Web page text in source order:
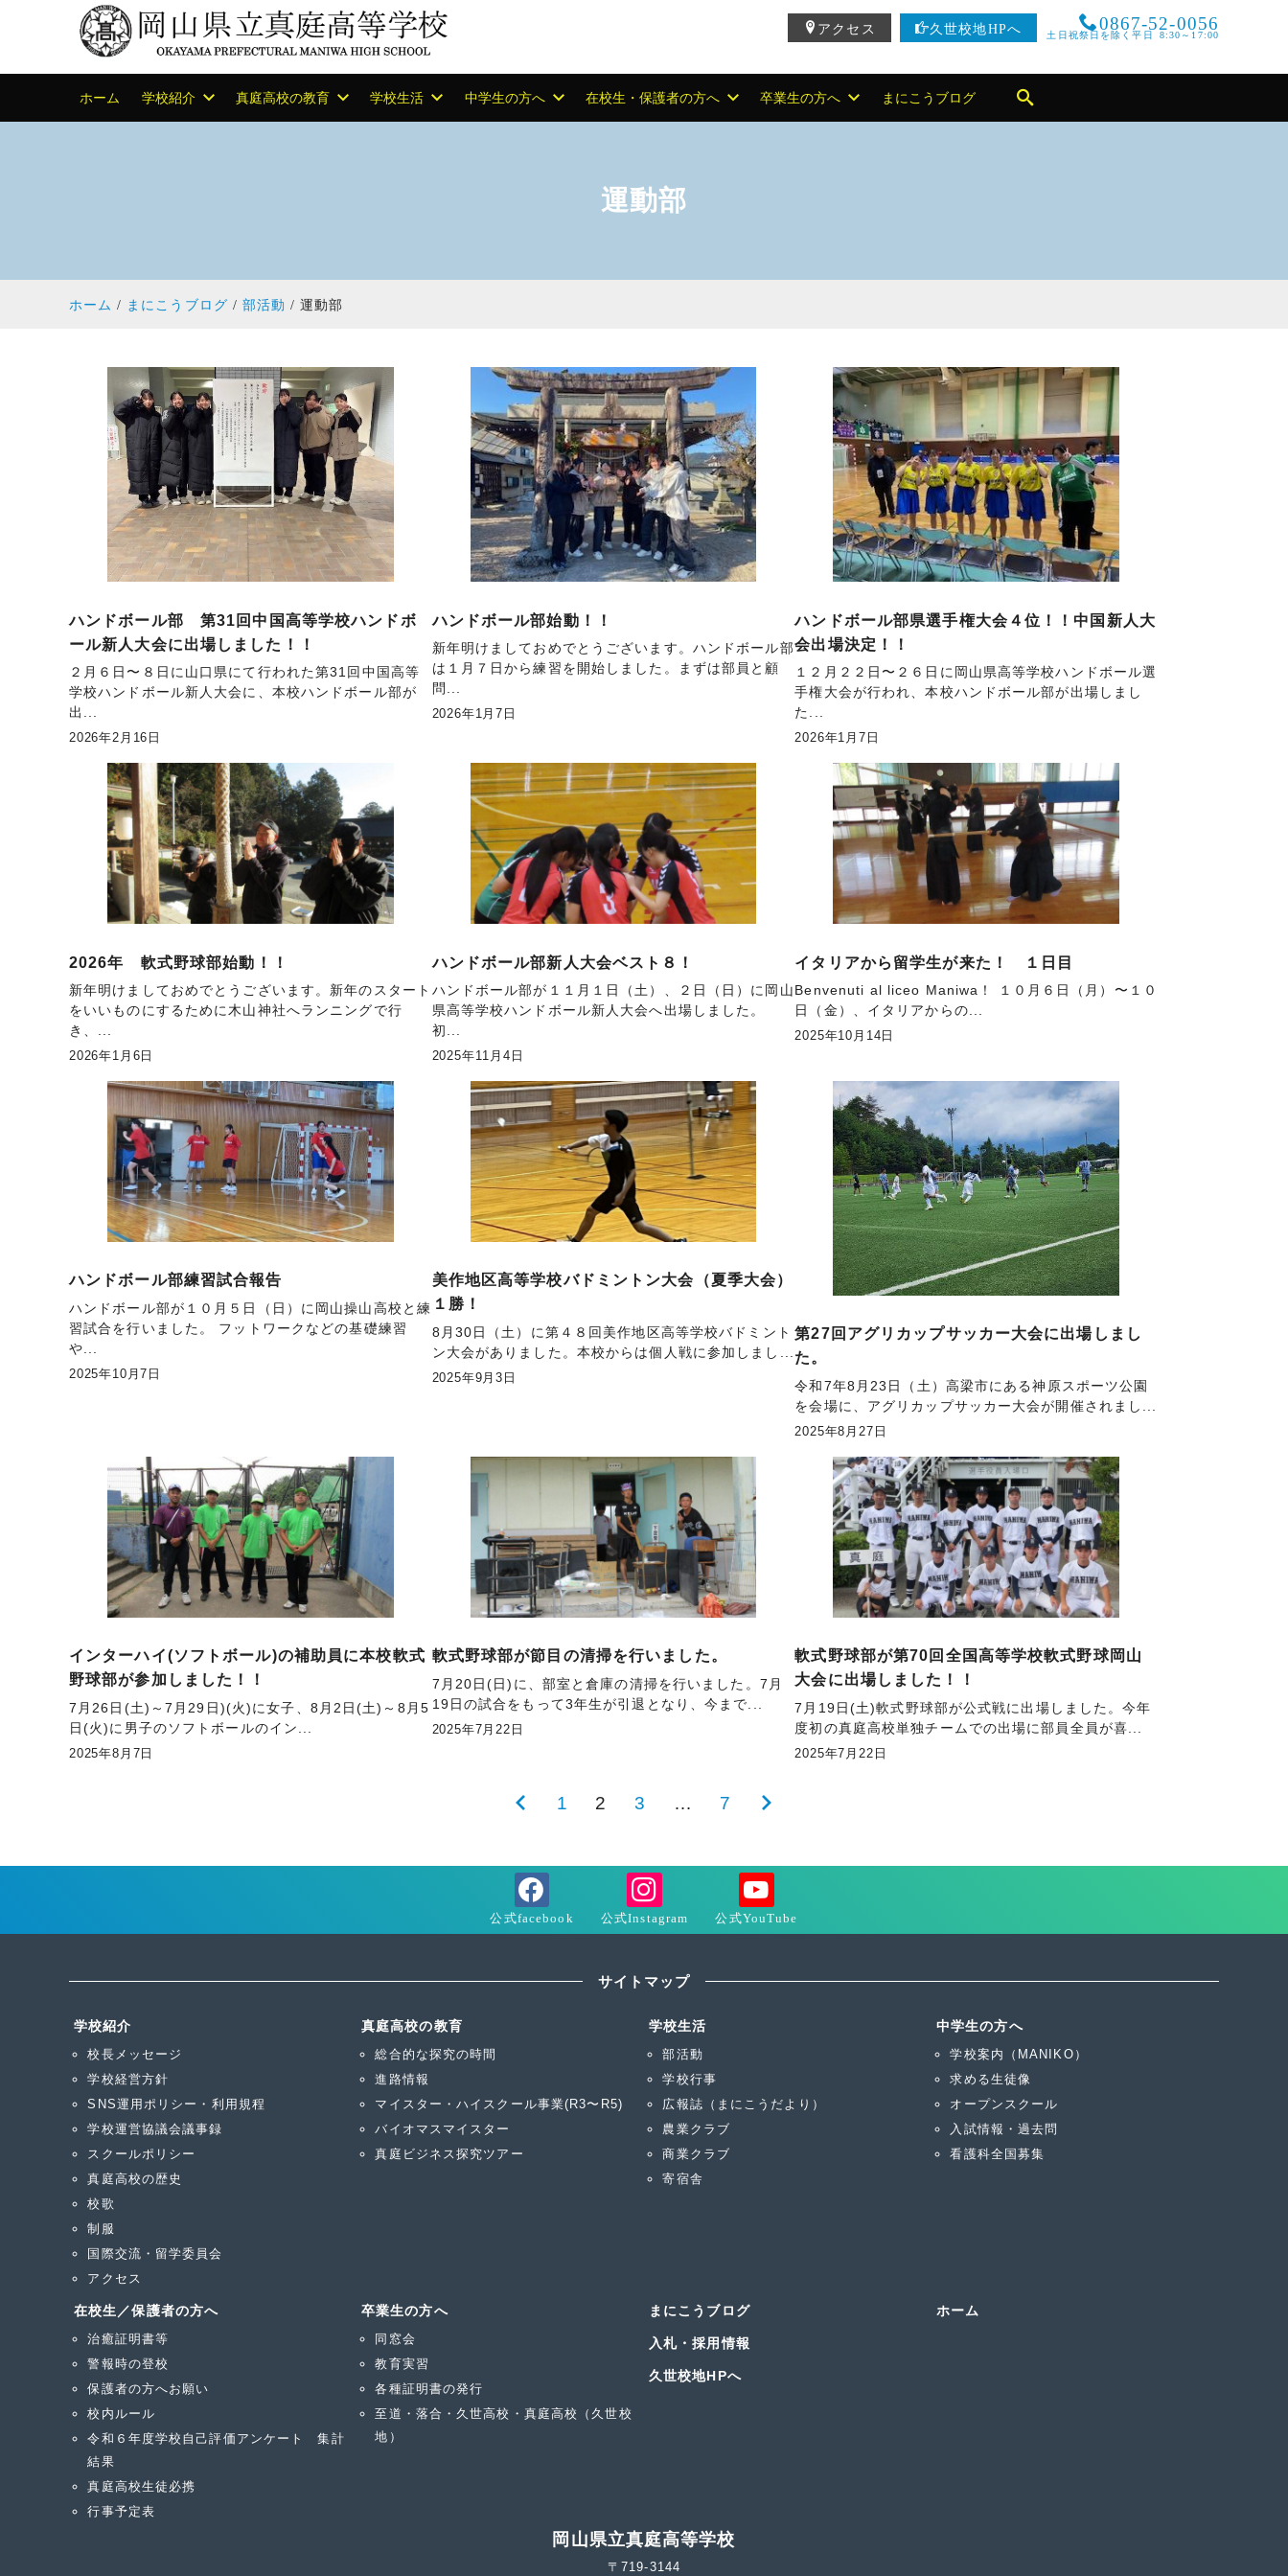
アクセス 久世校地HPへ 0867-52-0056
土日祝祭日を除く平日 8:30～17:00
ホーム 学校紹介 真庭高校の教育 学校生活 中学生の方へ 在校生・保護者の方へ 卒業生の方へ まにこうブログ
運動部
ホーム まにこうブログ 部活動 運動部
ハンドボール部 第31回中国高等学校ハンドボ
ール新人大会に出場しました！！
２月６日〜８日に山口県にて行われた第31回中国高等
学校ハンドボール新人大会に、本校ハンドボール部が
出...
2026年2月16日
ハンドボール部始動！！
新年明けましておめでとうございます。ハンドボール部
は１月７日から練習を開始しました。まずは部員と顧
問...
2026年1月7日
ハンドボール部県選手権大会４位！！中国新人大
会出場決定！！
１２月２２日〜２６日に岡山県高等学校ハンドボール選
手権大会が行われ、本校ハンドボール部が出場しまし
た...
2026年1月7日
2026年 軟式野球部始動！！
新年明けましておめでとうございます。新年のスタート
をいいものにするために木山神社へランニングで行
き、...
2026年1月6日
ハンドボール部新人大会ベスト８！
ハンドボール部が１１月１日（土）、２日（日）に岡山
県高等学校ハンドボール新人大会へ出場しました。
初...
2025年11月4日
イタリアから留学生が来た！ １日目
Benvenuti al liceo Maniwa！ １０月６日（月）〜１０
日（金）、イタリアからの...
2025年10月14日
ハンドボール部練習試合報告
ハンドボール部が１０月５日（日）に岡山操山高校と練
習試合を行いました。 フットワークなどの基礎練習
や...
2025年10月7日
美作地区高等学校バドミントン大会（夏季大会）
１勝！
8月30日（土）に第４８回美作地区高等学校バドミント
ン大会がありました。本校からは個人戦に参加しまし...
2025年9月3日
第27回アグリカップサッカー大会に出場しまし
た。
令和7年8月23日（土）高梁市にある神原スポーツ公園
を会場に、アグリカップサッカー大会が開催されまし...
2025年8月27日
インターハイ(ソフトボール)の補助員に本校軟式
野球部が参加しました！！
7月26日(土)～7月29日)(火)に女子、8月2日(土)～8月5
日(火)に男子のソフトボールのイン...
2025年8月7日
軟式野球部が節目の清掃を行いました。
7月20日(日)に、部室と倉庫の清掃を行いました。7月
19日の試合をもって3年生が引退となり、今まで...
2025年7月22日
軟式野球部が第70回全国高等学校軟式野球岡山
大会に出場しました！！
7月19日(土)軟式野球部が公式戦に出場しました。今年
度初の真庭高校単独チームでの出場に部員全員が喜...
2025年7月22日
送
り
前
ペ
ー
ジ
1 2 3 … 7
次
ペ
ー
ジ
サイトマップ
学校紹介
校長メッセージ
学校経営方針
SNS運用ポリシー・利用規程
学校運営協議会議事録
スクールポリシー
真庭高校の歴史
校歌
制服
国際交流・留学委員会
アクセス
真庭高校の教育
総合的な探究の時間
進路情報
マイスター・ハイスクール事業(R3〜R5)
バイオマスマイスター
真庭ビジネス探究ツアー
学校生活
部活動
学校行事
広報誌（まにこうだより）
農業クラブ
商業クラブ
寄宿舎
中学生の方へ
学校案内（MANIKO）
求める生徒像
オープンスクール
入試情報・過去問
看護科全国募集
在校生／保護者の方へ
治癒証明書等
警報時の登校
保護者の方へお願い
校内ルール
令和６年度学校自己評価アンケート 集計
結果
真庭高校生徒必携
行事予定表
卒業生の方へ
同窓会
教育実習
各種証明書の発行
至道・落合・久世高校・真庭高校（久世校
地）
まにこうブログ
入札・採用情報
久世校地HPへ
ホーム
岡山県立真庭高等学校
〒719-3144